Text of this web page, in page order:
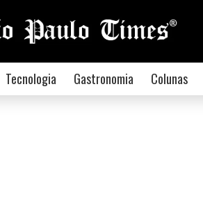
Tecnologia Gastronomia Colunas